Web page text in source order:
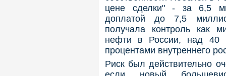
цене сделки" - за 6,5
доплатой до 7,5
получала контроль как
нефти в России, над 40
процентами внутреннего
Риск был действительно